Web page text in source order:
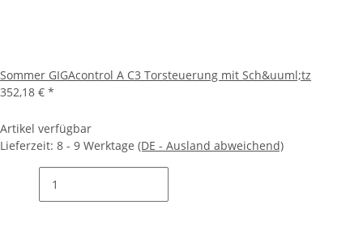
Sommer GIGAcontrol A C3 Torsteuerung mit Sch&uuml;tz
352,18 € *
Artikel verfügbar
Lieferzeit: 8 - 9 Werktage (DE - Ausland abweichend)